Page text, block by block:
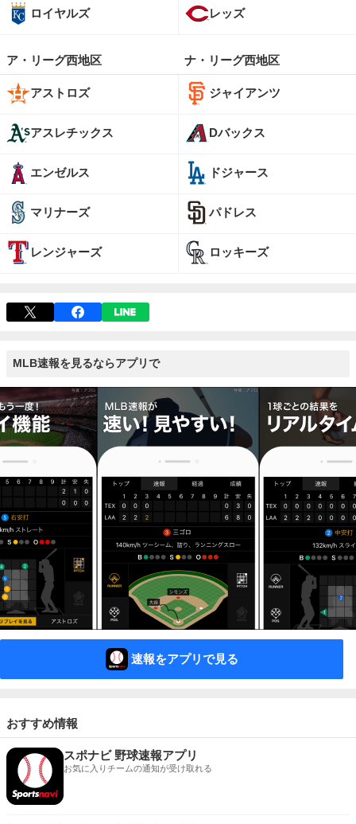
ロイヤルズ
ア・リーグ西地区
アストロズ
アスレチックス
エンゼルス
マリナーズ
レンジャーズ
レッズ
ナ・リーグ西地区
ジャイアンツ
Dバックス
ドジャース
パドレス
ロッキーズ
MLB速報を見るならアプリで
速報をアプリで見る
おすすめ情報
スポナビ 野球速報アプリ
お気に入りチームの通知が受け取れる